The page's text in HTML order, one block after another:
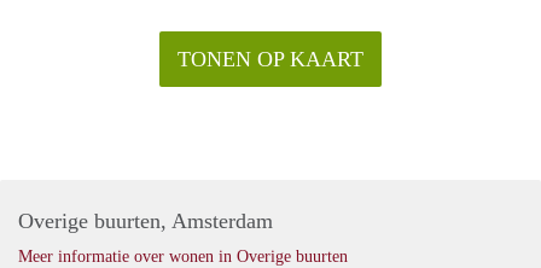
TONEN OP KAART
Overige buurten, Amsterdam
Meer informatie over wonen in Overige buurten